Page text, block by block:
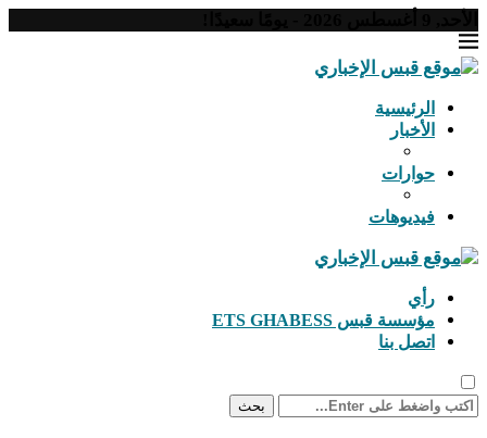
الرئيسية
الأخبار
حوارات
فيديوهات
رأي
مؤسسة قبس ETS GHABESS
اتصل بنا
بحث